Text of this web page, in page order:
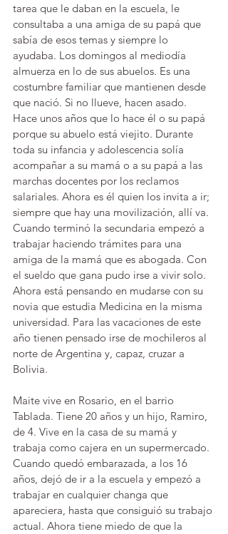
tarea que le daban en la escuela, le
consultaba a una amiga de su papá que
sabía de esos temas y siempre lo
ayudaba. Los domingos al mediodía
almuerza en lo de sus abuelos. Es una
costumbre familiar que mantienen desde
que nació. Si no llueve, hacen asado.
Hace unos años que lo hace él o su papá
porque su abuelo está viejito. Durante
toda su infancia y adolescencia solía
acompañar a su mamá o a su papá a las
marchas docentes por los reclamos
salariales. Ahora es él quien los invita a ir;
siempre que hay una movilización, allí va.
Cuando terminó la secundaria empezó a
trabajar haciendo trámites para una
amiga de la mamá que es abogada. Con
el sueldo que gana pudo irse a vivir solo.
Ahora está pensando en mudarse con su
novia que estudia Medicina en la misma
universidad. Para las vacaciones de este
año tienen pensado irse de mochileros al
norte de Argentina y, capaz, cruzar a
Bolivia.
Maite vive en Rosario, en el barrio
Tablada. Tiene 20 años y un hijo, Ramiro,
de 4. Vive en la casa de su mamá y
trabaja como cajera en un supermercado.
Cuando quedó embarazada, a los 16
años, dejó de ir a la escuela y empezó a
trabajar en cualquier changa que
apareciera, hasta que consiguió su trabajo
actual. Ahora tiene miedo de que la